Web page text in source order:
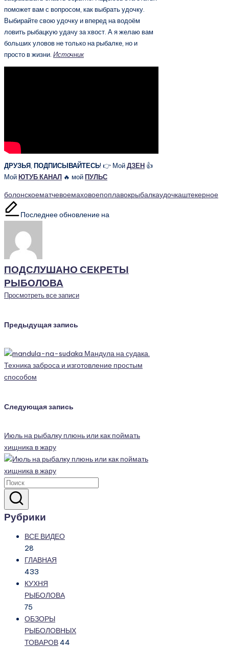
поможет вам с вопросом, как выбрать удочку.
Выбирайте свою удочку и вперед на водоём
ловить рыбацкую удачу за хвост. А я желаю вам
больших уловов не только на рыбалке, но и
просто в жизни. Источник
ДРУЗЬЯ, ПОДПИСЫВАЙТЕСЬ! 👉 МойДЗЕН 👍
МойЮТУБ КАНАЛ 🔥 мойПУЛЬС
Метки:
болонскоематчевоемаховоепоплавокрыбалкаудочкаштекерное
Последнее обновление на
ПОДСЛУШАНО СЕКРЕТЫ
РЫБОЛОВА
Просмотреть все записи
Навигация
записи
Предыдущая запись
Мандула на судака.
Техника заброса и изготовление простым
способом
Следующая запись
Июль на рыбалку плюнь или как поймать
хищника в жару
Рубрики
ВСЕ ВИДЕО
28
ГЛАВНАЯ
433
КУХНЯ
РЫБОЛОВА
75
ОБЗОРЫ
РЫБОЛОВНЫХ
ТОВАРОВ44